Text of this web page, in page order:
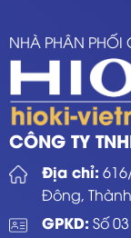
NHÀ PHÂN PHỐI
CÔNG TY
Địa chỉ:
Đông,
GPKD: Số